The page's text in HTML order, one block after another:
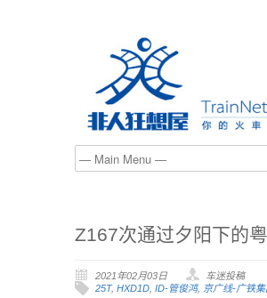
Z167次通过夕阳下的
2021年02月03日
车迷投稿
25T, HXD1D, ID-管俊鸿, 京广线-广铁集